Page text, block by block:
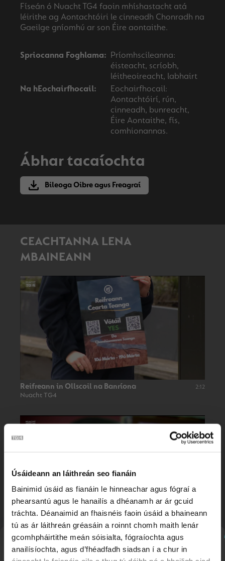
Úsáideann an láithreán seo fianáin
Bainimid úsáid as fianáin le hinneachar agus fógraí a
phearsantú agus le hanailís a dhéanamh ar ár gcuid
tráchta. Déanaimid an fhaisnéis faoin úsáid a bhaineann
tú as ár láithreán gréasáin a roinnt chomh maith lenár
gcomhpháirtithe meán sóisialta, fógraíochta agus
anailísíochta, agus d’fhéadfadh siadsan í a chur in
Físeán ó Nuacht TG4 faoin mhíshastacht atá
léirithe ag Aontachtóiri le cinneadh Chonradh na
Spriocanna Foghlama: Príomhscileanna:
éisteacht, scríobh,
léitheoireacht, labhairt
Na hEochairfhocail:
Eochairfhocail:
Aontachtóirí, rún,
cinneadh, bunreacht,
Éire Aontaithe, fís,
comhionannas.
Ábhar tacaíochta
Bileoga Oibre agus Freagraí
CEACHTANNA LENA
MBAINEANN
Reifreann in Ollscoil na Banríona
Nuacht TG4
2:12
Bille don Síneadh Fada
Nuacht TG4
2:40
Nuachtlitir